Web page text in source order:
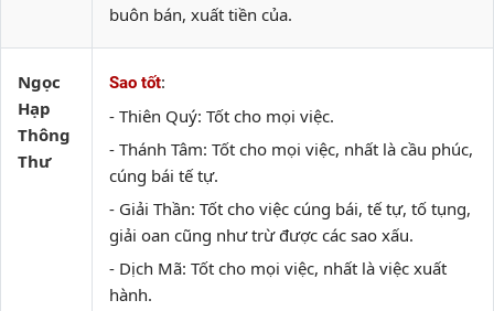
buôn bán, xuất tiền của.
Ngọc
Hạp
Thông
Thư
Sao tốt:
- Thiên Quý: Tốt cho mọi việc.
- Thánh Tâm: Tốt cho mọi việc, nhất là cầu phúc,
cúng bái tế tự.
- Giải Thần: Tốt cho việc cúng bái, tế tự, tố tụng,
giải oan cũng như trừ được các sao xấu.
- Dịch Mã: Tốt cho mọi việc, nhất là việc xuất
hành.